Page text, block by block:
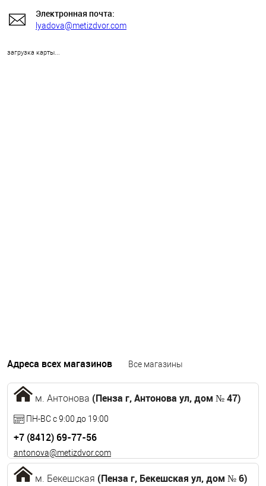
Электронная почта:
lyadova@metizdvor.com
загрузка карты...
Адреса всех магазинов Все магазины
м. Антонова (Пенза г, Антонова ул, дом № 47)
ПН-ВС с 9:00 до 19:00
+7 (8412) 69-77-56
antonova@metizdvor.com
м. Бекешская (Пенза г, Бекешская ул, дом № 6)